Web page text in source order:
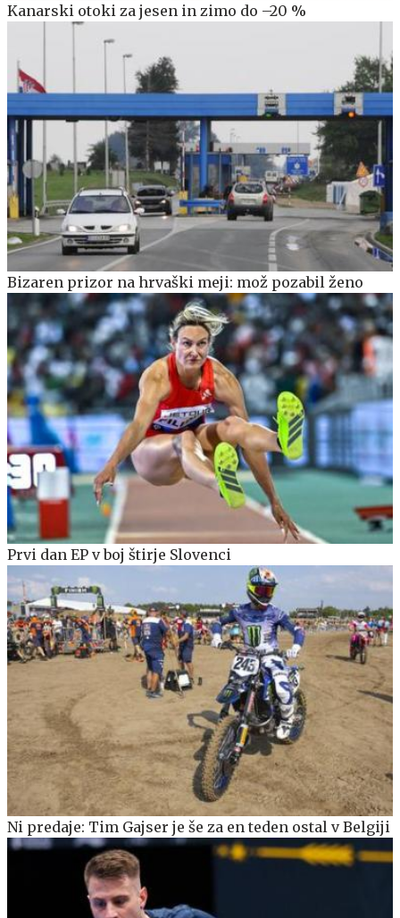
Kanarski otoki za jesen in zimo do –20 %
Bizaren prizor na hrvaški meji: mož pozabil ženo
Prvi dan EP v boj štirje Slovenci
Ni predaje: Tim Gajser je še za en teden ostal v Belgiji